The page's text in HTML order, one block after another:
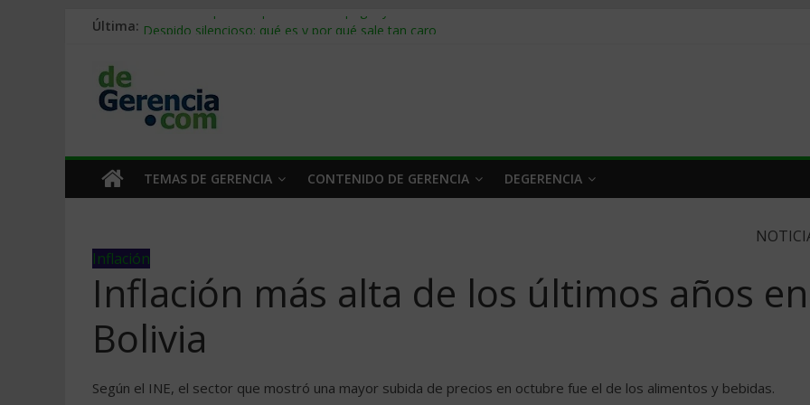
Última: Stablecoins para empresas: cómo pagar y cobrar en 2026
Trabajo forzoso en la cadena de suministro: qué hacer
Mercado hispano de EE. UU.: cómo segmentarlo y venderle
TEMAS DE GERENCIA CONTENIDO DE GERENCIA DEGERENCIA
Inflación
Inflación más alta de los últimos años en
Bolivia
Según el INE, el sector que mostró una mayor subida de precios en octubre fue el de los alimentos y bebidas.